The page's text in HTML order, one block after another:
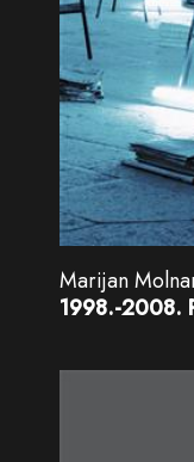
Marijan
1998.-2008.